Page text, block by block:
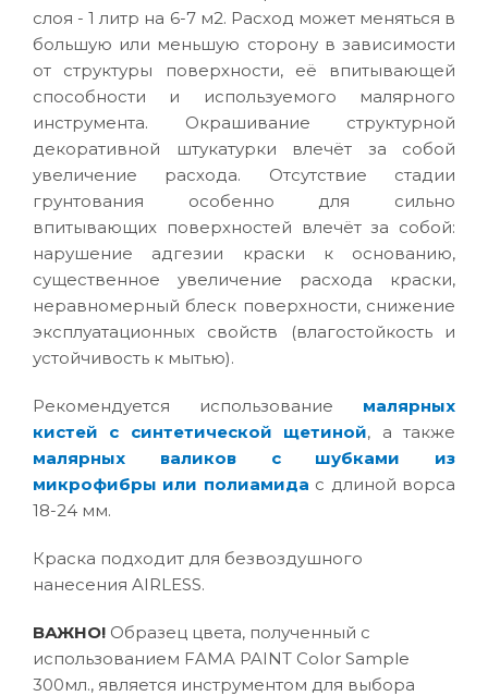
слоя - 1 литр на 6-7 м2. Расход может меняться в
большую или меньшую сторону в зависимости
от структуры поверхности, её впитывающей
способности и используемого малярного
инструмента. Окрашивание структурной
декоративной штукатурки влечёт за собой
увеличение расхода. Отсутствие стадии
грунтования особенно для сильно
впитывающих поверхностей влечёт за собой:
нарушение адгезии краски к основанию,
существенное увеличение расхода краски,
неравномерный блеск поверхности, снижение
эксплуатационных свойств (влагостойкость и
устойчивость к мытью).
Рекомендуется использование малярных
кистей с синтетической щетиной, а также
малярных валиков с шубками из
микрофибры или полиамида с длиной ворса
18-24 мм.
Краска подходит для безвоздушного
нанесения AIRLESS.
ВАЖНО! Образец цвета, полученный с
использованием FAMA PAINT Color Sample
300мл., является инструментом для выбора